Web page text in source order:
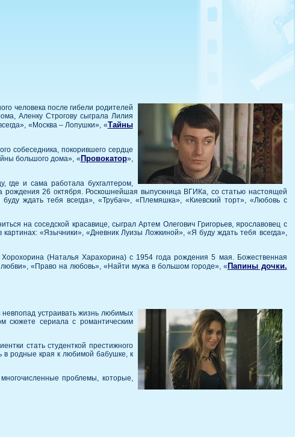
человека после гибели родителей
Аленку Строгову сыграла Лилия
«Москва – Лопушки», «Тайны
собеседника, покорившего сердце
большого дома», « Провокатор»,
где и сама работала бухгалтером,
рождения 26 октября. Роскошнейшая выпускница ВГИКа, со статью настоящей
ждать тебя всегда», «Трубач», «Племяшка», «Киевский торт», «Любовь с
на соседской красавице, сыграл Артем Олегович Григорьев, ярославовец с
«Язычники», «Дневник Луизы Ложкиной», «Я буду ждать тебя всегда»,
(Наталья Харахорина) с 1954 года рождения 5 мая. Божественная
«Право на любовь», «Найти мужа в большом городе», « Папины дочки.
устраивать жизнь любимых
сюжете сериала с романтическим
стать студенткой престижного
в родные края к любимой бабушке, к
проблемы, которые,